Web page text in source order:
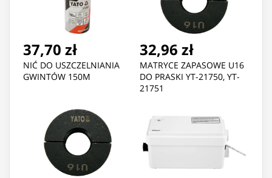
37,70 zł
NIĆ DO USZCZELNIANIA
GWINTÓW 150M
32,96 zł
MATRYCE ZAPASOWE U16
DO PRASKI YT-21750, YT-
21751